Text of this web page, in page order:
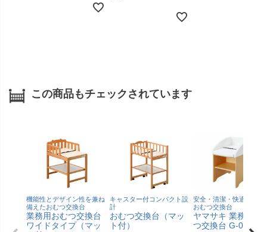
この商品もチェックされています
機能性とデザイン性を兼ね
備えたおむつ交換台
業務用おむつ交換台
ワイドタイプ（マッ
キャスター付コンパクト設
計
おむつ交換台（マッ
ト付）
安全・清潔・快適。理想
おむつ交換台
ヤマサキ 業務用お
つ交換台 G-006